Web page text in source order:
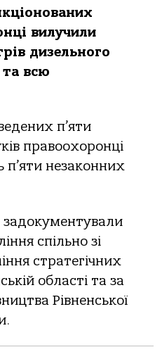
вилучили
дизельного
всю
п’яти
правоохоронці
п’яти незаконних
задокументували
спільно зі
стратегічних
області та за
Рівненської